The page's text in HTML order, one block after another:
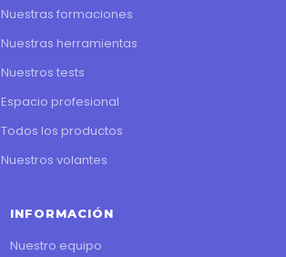
Nuestras formaciones
Nuestras herramientas
Nuestros tests
Espacio profesional
Todos los productos
Nuestros volantes
INFORMACIÓN
Nuestro equipo